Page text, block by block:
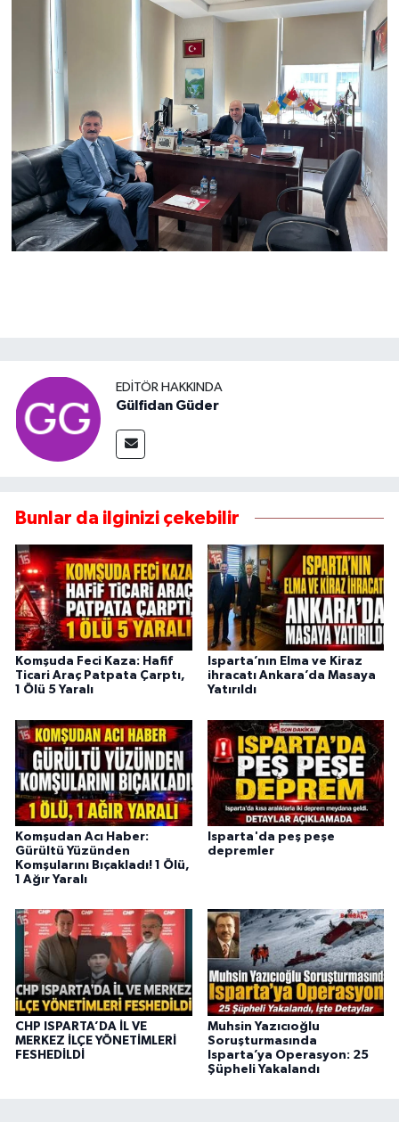
EDITÖR HAKKINDA
Gülfidan Güder
Bunlar da ilginizi çekebilir
Komşuda Feci Kaza: Hafif
Ticari Araç Patpata Çarptı,
1 Ölü 5 Yaralı
Isparta’nın Elma ve Kiraz
ihracatı Ankara’da Masaya
Yatırıldı
Komşudan Acı Haber:
Gürültü Yüzünden
Komşularını Bıçakladı! 1 Ölü,
1 Ağır Yaralı
Isparta'da peş peşe
depremler
CHP ISPARTA’DA İL VE
MERKEZ İLÇE YÖNETİMLERİ
FESHEDİLDİ
Muhsin Yazıcıoğlu
Soruşturmasında
Isparta’ya Operasyon: 25
Şüpheli Yakalandı